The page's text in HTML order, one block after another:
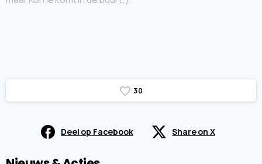
30
Deel op Facebook Share on X